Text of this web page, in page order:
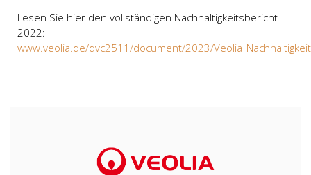
Lesen Sie hier den vollständigen Nachhaltigkeitsbericht
2022:
www.veolia.de/dvc2511/document/2023/